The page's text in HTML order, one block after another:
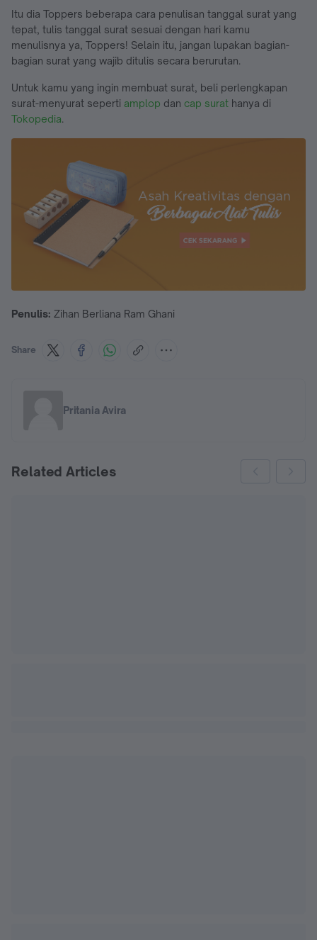
Itu dia Toppers beberapa cara penulisan tanggal surat yang
tepat, tulis tanggal surat sesuai dengan hari kamu
menulisnya ya, Toppers! Selain itu, jangan lupakan bagian-
bagian surat yang wajib ditulis secara berurutan.
Untuk kamu yang ingin membuat surat, beli perlengkapan
surat-menyurat seperti amplop dan cap surat hanya di
Tokopedia.
Penulis: Zihan Berliana Ram Ghani
Share
Pritania Avira
Related Articles